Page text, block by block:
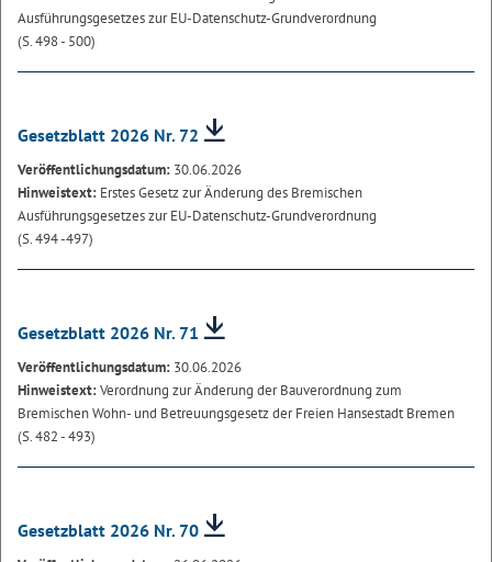
Ausführungsgesetzes zur EU-Datenschutz-Grundverordnung
(S. 498 - 500)
Gesetzblatt 2026 Nr. 72
Veröffentlichungsdatum: 30.06.2026
Hinweistext: Erstes Gesetz zur Änderung des Bremischen
Ausführungsgesetzes zur EU-Datenschutz-Grundverordnung
(S. 494 -497)
Gesetzblatt 2026 Nr. 71
Veröffentlichungsdatum: 30.06.2026
Hinweistext:Verordnung zur Änderung der Bauverordnung zum
Bremischen Wohn- und Betreuungsgesetz der Freien Hansestadt Bremen
(S. 482 - 493)
Gesetzblatt 2026 Nr. 70